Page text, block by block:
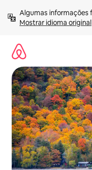
para
Mostrar idioma original